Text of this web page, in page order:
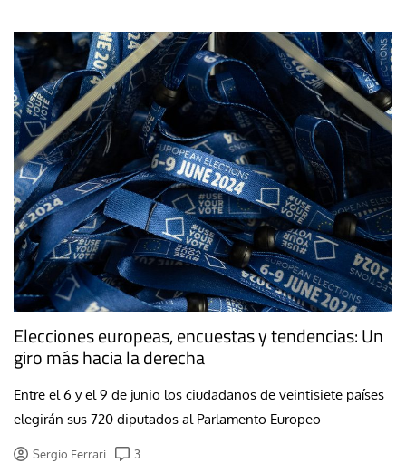
Elecciones europeas, encuestas y tendencias: Un
giro más hacia la derecha
Entre el 6 y el 9 de junio los ciudadanos de veintisiete países
elegirán sus 720 diputados al Parlamento Europeo
Sergio Ferrari 3